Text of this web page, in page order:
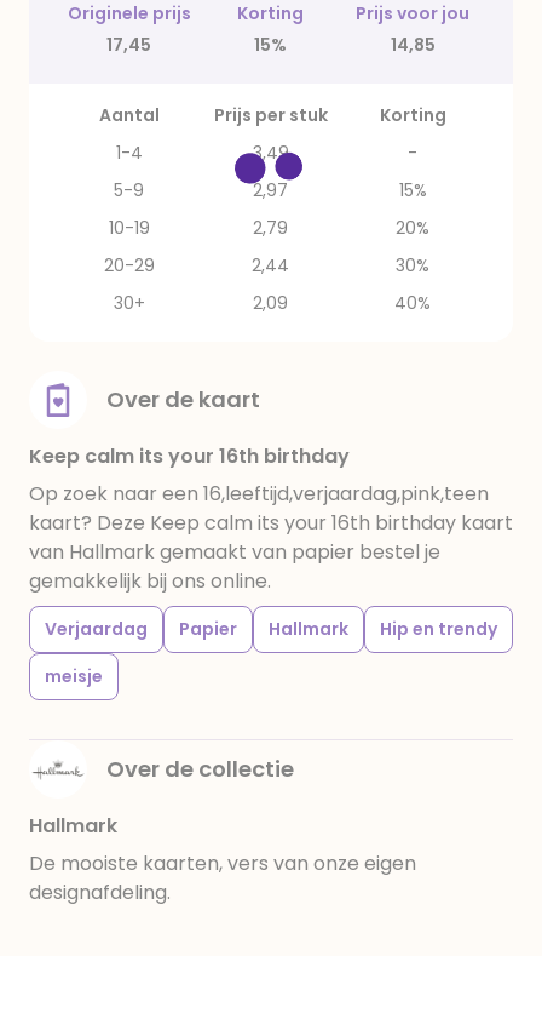
Originele prijs Korting
Prijs voor jou
17,45
15% 14,85
Aantal Prijs per stuk
Korting
1-4
3,49
-
5-9
2,97
15%
10-19
2,79
20%
20-29
2,44
30%
30+
2,09 40%
Over de kaart
Keep calm its your 16th birthday
Op zoek naar een 16,leeftijd,verjaardag,pink,teen
kaart? Deze Keep calm its your 16th birthday kaart
van Hallmark gemaakt van papier bestel je
gemakkelijk bij ons online.
Verjaardag Papier Hallmark
Hip en trendy
meisje
Over de collectie
Hallmark
De mooiste kaarten, vers van onze eigen
designafdeling.